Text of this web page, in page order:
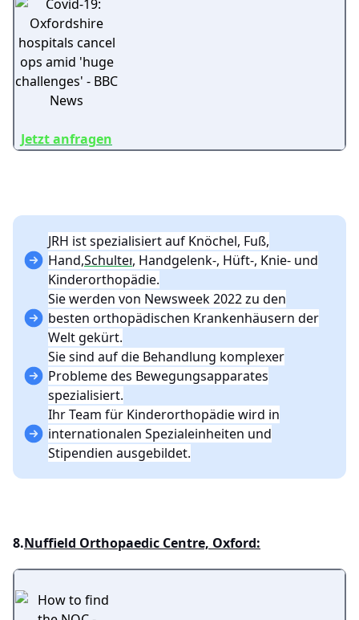
Jetzt anfragen
JRH ist spezialisiert auf Knöchel, Fuß,
Hand,Schulter, Handgelenk-, Hüft-, Knie- und
Kinderorthopädie.
Sie werden von Newsweek 2022 zu den
besten orthopädischen Krankenhäusern der
Welt gekürt.
Sie sind auf die Behandlung komplexer
Probleme des Bewegungsapparates
spezialisiert.
Ihr Team für Kinderorthopädie wird in
internationalen Spezialeinheiten und
Stipendien ausgebildet.
8.Nuffield Orthopaedic Centre, Oxford: